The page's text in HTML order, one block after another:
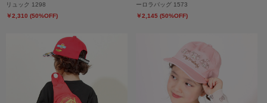
リュック 1298
￥2,310 (50%OFF)
ーロラバッグ 1573
￥2,145 (50%OFF)